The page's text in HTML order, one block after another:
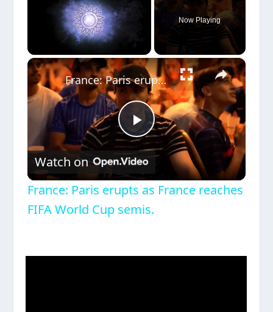
Unmute
Now Playing
×
Play
Video
France: Paris erupts as France reaches FIFA World Cup semis.
Watch on
France: Paris erupts as France reaches
FIFA World Cup semis.